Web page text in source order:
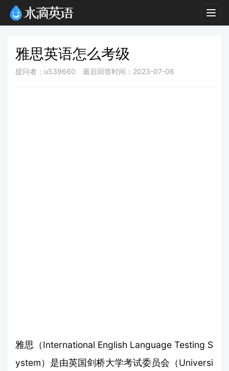
雅思英语怎么考级
提问者：u539660 最后回答时间：2023-07-06
雅思（International English Language Testing S
ystem）是由英国剑桥大学考试委员会（Universi